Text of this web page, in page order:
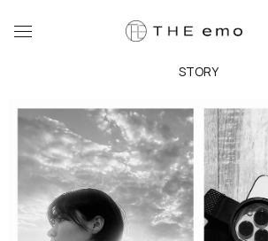
STORY